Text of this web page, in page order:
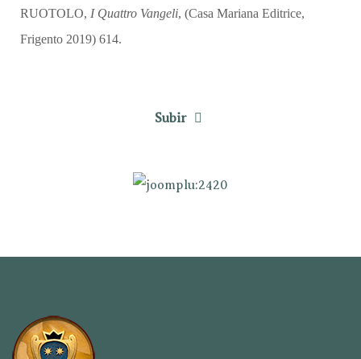
RUOTOLO, I Quattro Vangeli, (Casa Mariana Editrice,
Frigento 2019) 614.
Subir